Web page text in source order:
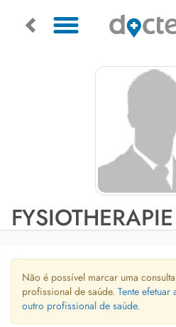
Não é possível marcar uma
profissional de saúde. Tente
outro profissional de saúde.